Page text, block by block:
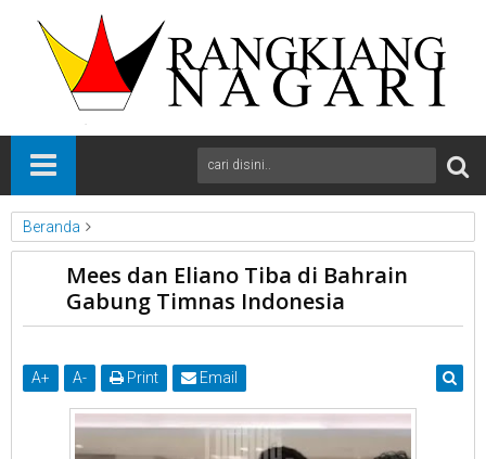
Beranda
Bola
Nasional
News
Mees dan Eliano Tiba di Bahrain Gabung Timnas Indonesia
Mees dan Eliano Tiba di Bahrain
Gabung Timnas Indonesia
A+ A- Print Email